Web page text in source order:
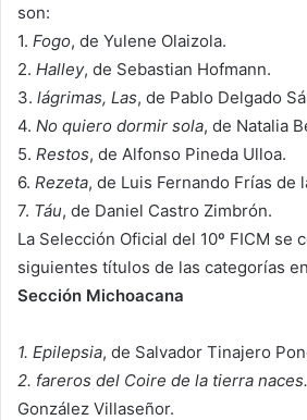
son:
1. Fogo, de Yulene Olaizola.
2. Halley, de Sebastian Hofmann.
3. lágrimas, Las, de Pablo Delgado
4. No quiero dormir sola, de Natalia
5. Restos, de Alfonso Pineda Ulloa.
6. Rezeta, de Luis Fernando Frías de
7. Táu, de Daniel Castro Zimbrón.
La Selección Oficial del 10º FICM se
siguientes títulos de las categorías
Sección Michoacana
1. Epilepsia, de Salvador Tinajero
2. fareros del Coire de la tierra
González Villaseñor.